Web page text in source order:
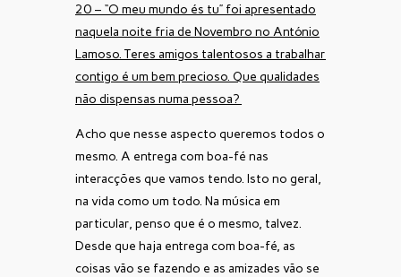
20 – “O meu mundo és tu” foi apresentado
naquela noite fria de Novembro no António
Lamoso. Teres amigos talentosos a trabalhar
contigo é um bem precioso. Que qualidades
não dispensas numa pessoa?
Acho que nesse aspecto queremos todos o
mesmo. A entrega com boa-fé nas
interacções que vamos tendo. Isto no geral,
na vida como um todo. Na música em
particular, penso que é o mesmo, talvez.
Desde que haja entrega com boa-fé, as
coisas vão se fazendo e as amizades vão se